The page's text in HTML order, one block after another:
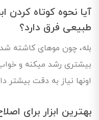
آیا نحوه کوتاه کردن
طبیعی فرق دارد؟
بله، چون موهای کاشته‌
بیشتری رشد میکنه و خواب
اونها نیاز به دقت بیشتر
بهترین ابزار برای